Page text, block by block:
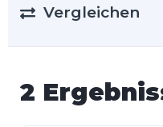
Vergleichen
2